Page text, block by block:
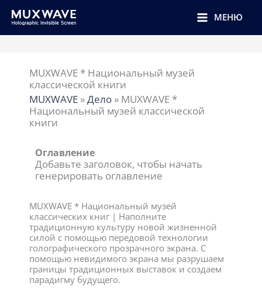
МЕНЮ
MUXWAVE * Национальный музей
классической книги
MUXWAVE »Дело » MUXWAVE *
Национальный музей классической
книги
Оглавление
Добавьте заголовок, чтобы начать
генерировать оглавление
MUXWAVE * Национальный музей
классических книг | Наполните
традиционную культуру новой жизненной
силой с помощью передовой технологии
голографического прозрачного экрана. С
помощью невидимого экрана мы разрушаем
границы традиционных выставок и создаем
парадигму будущего.